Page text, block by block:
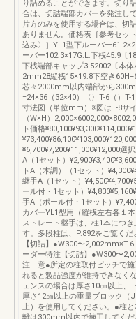
り詰めることができます。切り
合は、切詰端部カバーを発注し
片方のみを使用する場合は、切
ありません。価格表［参考セッ
込み〉］YL1型下ルーバー
ーバー102.3×17G.L.下桟45.9〔
下桟端部キャップ3.52002〔本
2mm28縦桟15×19.8下空き
芯々2000mm以内端部から
=24×36（32×40）〈〉T-6（）
寸法図（単位mm）※図はT-8サ
（W×H）
ト価格
¥6,700¥7,200¥11,000¥12,000選
A（1セット）
トA（木調）（1セット）
継手A（1セット）
ール付・1セット）
手A（ポール付・1セット）
カバーYL1型用（縦桟左右各１
ストレート継手は、柱1本につ
す。多段柱は、P.892をご覧く
【切詰】●W300〜2,002mm×T-
ーダー特注【切詰】●W300〜
注 意●所定の柱取付ピッチで施
れると製品強度が維持できなく
ェンスの場合は厚さ10㎝以上、
厚さ12㎝以上の重量ブロック（
上）を使用してください。●柱
離は300mm以内で施工してく